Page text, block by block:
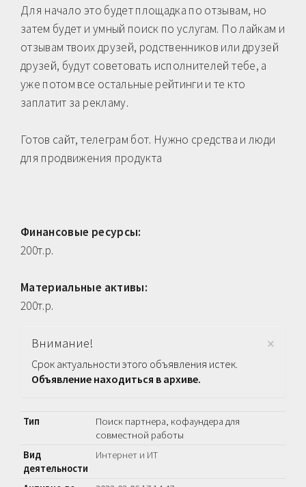
Для начало это будет площадка по отзывам, но
затем будет и умный поиск по услугам. По лайкам и
отзывам твоих друзей, родственников или друзей
друзей, будут советовать исполнителей тебе, а
уже потом все остальные рейтинги и те кто
заплатит за рекламу.
Готов сайт, телеграм бот. Нужно средства и люди
для продвижения продукта
Финансовые ресурсы:
200т.р.
Материальные активы:
200т.р.
×
Внимание!
Срок актуальности этого объявления истек.
Объявление находиться в архиве.
Тип
Поиск партнера, кофаундера для
совместной работы
Вид
деятельности
Интернет и ИТ